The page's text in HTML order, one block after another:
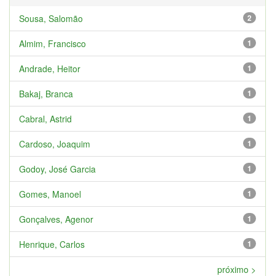
2
Sousa, Salomão
1
Almim, Francisco
1
Andrade, Heitor
1
Bakaj, Branca
1
Cabral, Astrid
1
Cardoso, Joaquim
1
Godoy, José Garcia
1
Gomes, Manoel
1
Gonçalves, Agenor
1
Henrique, Carlos
próximo >